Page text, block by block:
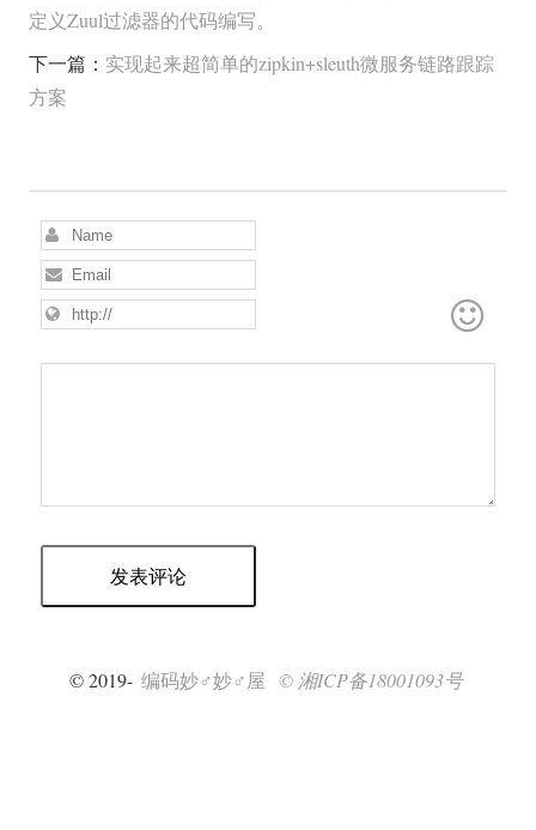
定义Zuul过滤器的代码编写。
下一篇： 实现起来超简单的zipkin+sleuth微服务链路跟踪
方案
© 2019- 编码妙♂妙♂屋 © 湘ICP备18001093号